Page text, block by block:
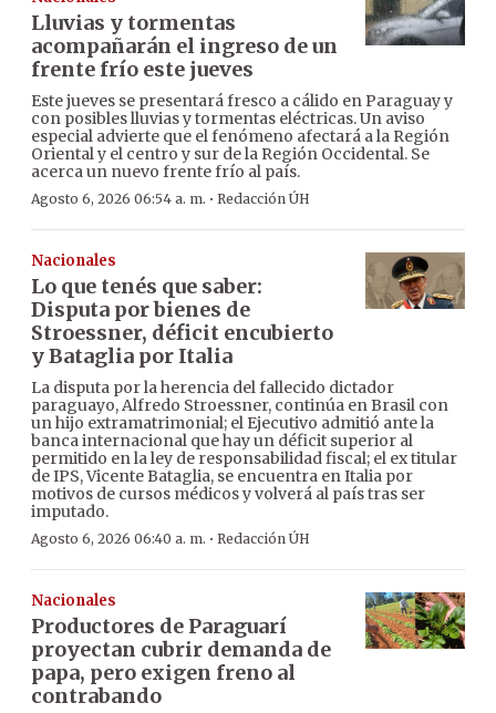
Lluvias y tormentas
acompañarán el ingreso de un
frente frío este jueves
Este jueves se presentará fresco a cálido en Paraguay y
con posibles lluvias y tormentas eléctricas. Un aviso
especial advierte que el fenómeno afectará a la Región
Oriental y el centro y sur de la Región Occidental. Se
acerca un nuevo frente frío al país.
Agosto 6, 2026 06:54 a. m. · Redacción ÚH
Nacionales
Lo que tenés que saber:
Disputa por bienes de
Stroessner, déficit encubierto
y Bataglia por Italia
La disputa por la herencia del fallecido dictador
paraguayo, Alfredo Stroessner, continúa en Brasil con
un hijo extramatrimonial; el Ejecutivo admitió ante la
banca internacional que hay un déficit superior al
permitido en la ley de responsabilidad fiscal; el ex titular
de IPS, Vicente Bataglia, se encuentra en Italia por
motivos de cursos médicos y volverá al país tras ser
imputado.
Agosto 6, 2026 06:40 a. m. · Redacción ÚH
Nacionales
Productores de Paraguarí
proyectan cubrir demanda de
papa, pero exigen freno al
contrabando